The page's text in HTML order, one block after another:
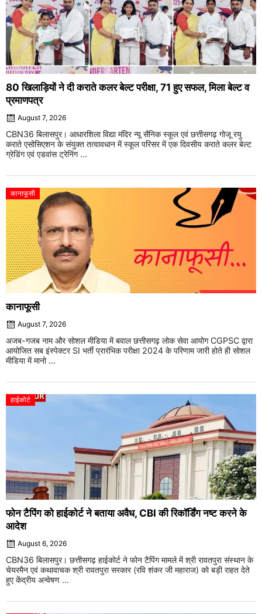
80 खिलाड़ियों ने दी कराते कलर बेल्ट परीक्षा, 71 हुए सफल, मिला बेल्ट व
प्रमाणपत्र
August 7, 2026
CBN36 बिलासपुर। आधारशिला विद्या मंदिर न्यू सैनिक स्कूल एवं छत्तीसगढ़ गोजू रयु
कराते एसोसिएशन के संयुक्त तत्वावधान में स्कूल परिसर में एक दिवसीय कराते कलर बेल्ट
ग्रेडिंग एवं एडवांस ट्रेनिंग ...
कानाफूसी
कानाफूसी
August 7, 2026
अजब-गजब नाम और सोशल मीडिया में बवाल छत्तीसगढ़ लोक सेवा आयोग CGPSC द्वारा
आयोजित सब इंस्पेक्टर SI भर्ती प्रारंभिक परीक्षा 2024 के परिणाम जारी होते ही सोशल
मीडिया में मानो ...
हाईकोर्ट
फोन टैपिंग को हाईकोर्ट ने बताया अवैध, CBI की रिकॉर्डिंग नष्ट करने के
आदेश
August 6, 2026
CBN36 बिलासपुर। छत्तीसगढ़ हाईकोर्ट ने फोन टैपिंग मामले में श्री रावतपुरा संस्थान के
चेयरमैन एवं कथावाचक श्री रावतपुरा सरकार (रवि शंकर जी महाराज) को बड़ी राहत देते
हुए केंद्रीय अन्वेषण ...